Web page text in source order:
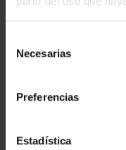
Necesarias
Preferencias
Estadística
Contenido
2 - 8 horas